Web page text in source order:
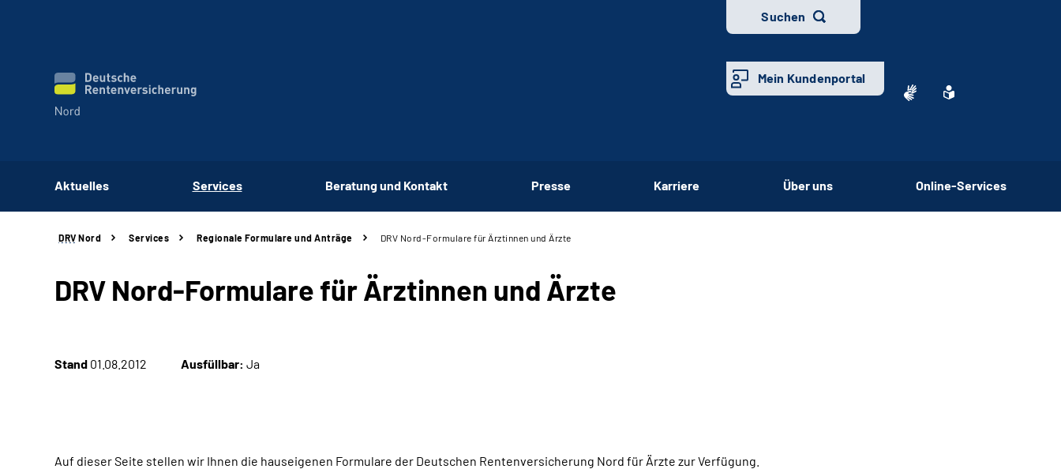
Suchen
Mein Kundenportal
Aktuelles Services Beratung und Kontakt Presse Karriere Über uns Online-Services
DRV Nord Services Regionale Formulare und Anträge DRV Nord-Formulare für Ärztinnen und Ärzte
DRV Nord-Formulare für Ärztinnen und Ärzte
Stand 01.08.2012 Ausfüllbar: Ja
Auf dieser Seite stellen wir Ihnen die hauseigenen Formulare der Deutschen Rentenversicherung Nord für Ärzte zur Verfügung.